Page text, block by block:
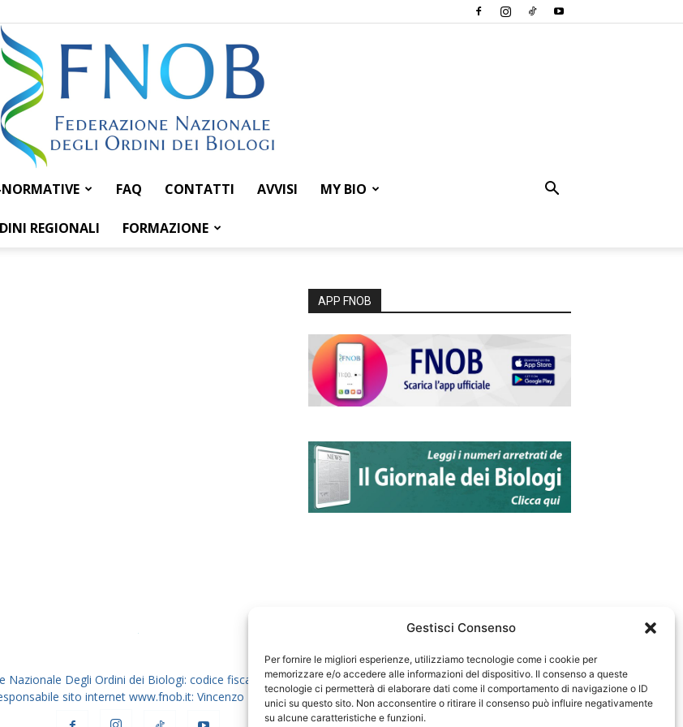
Gestisci Consenso
Per fornire le migliori esperienze, utilizziamo tecnologie come i cookie per
memorizzare e/o accedere alle informazioni del dispositivo. Il consenso a queste
tecnologie ci permetterà di elaborare dati come il comportamento di navigazione o ID
unici su questo sito. Non acconsentire o ritirare il consenso può influire negativamente
su alcune caratteristiche e funzioni.
Federazione
FAQ CONTATTI AVVISI MY BIO
REGIONALI FORMAZIONE
APP FNOB
Nazionale Degli Ordini dei Biologi: codice fiscale 80069130583
sito internet www.fnob.it: Vincenzo D'Anna